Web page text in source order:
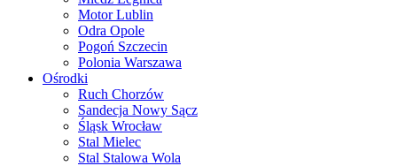
Motor Lublin
Odra Opole
Pogoń Szczecin
Polonia Warszawa
Ośrodki
Ruch Chorzów
Sandecja Nowy Sącz
Śląsk Wrocław
Stal Mielec
Stal Stalowa Wola